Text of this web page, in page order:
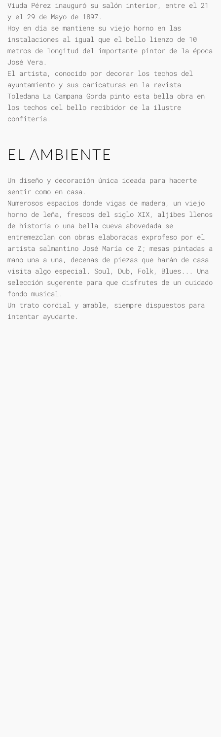
Viuda Pérez inauguró su salón interior, entre el 21
y el 29 de Mayo de 1897.
Hoy en día se mantiene su viejo horno en las
instalaciones al igual que el bello lienzo de 10
metros de longitud del importante pintor de la época
José Vera.
El artista, conocido por decorar los techos del
ayuntamiento y sus caricaturas en la revista
Toledana La Campana Gorda pinto esta bella obra en
los techos del bello recibidor de la ilustre
confitería.
EL AMBIENTE
Un diseño y decoración única ideada para hacerte
sentir como en casa.
Numerosos espacios donde vigas de madera, un viejo
horno de leña, frescos del siglo XIX, aljibes llenos
de historia o una bella cueva abovedada se
entremezclan con obras elaboradas exprofeso por el
artista salmantino José María de Z; mesas pintadas a
mano una a una, decenas de piezas que harán de casa
visita algo especial. Soul, Dub, Folk, Blues... Una
selección sugerente para que disfrutes de un cuidado
fondo musical.
Un trato cordial y amable, siempre dispuestos para
intentar ayudarte.